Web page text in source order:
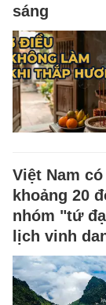
sáng
Việt Nam
khoảng 20
nhóm "tứ
lịch vinh